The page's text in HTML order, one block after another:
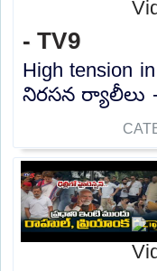
- TV9
High tension
నిరసన ర్యాలీలు -